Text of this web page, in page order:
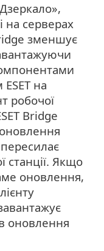
на серверах
зменшує
на
робочої
Bridge
пересилає
станції. Якщо
оновлення,
оновлення